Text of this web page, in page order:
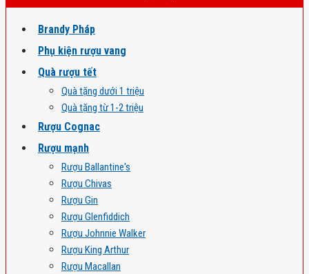
Brandy Pháp
Phụ kiện rượu vang
Quà rượu tết
Quà tặng dưới 1 triệu
Quà tặng từ 1-2 triệu
Rượu Cognac
Rượu mạnh
Rượu Ballantine's
Rượu Chivas
Rượu Gin
Rượu Glenfiddich
Rượu Johnnie Walker
Rượu King Arthur
Rượu Macallan